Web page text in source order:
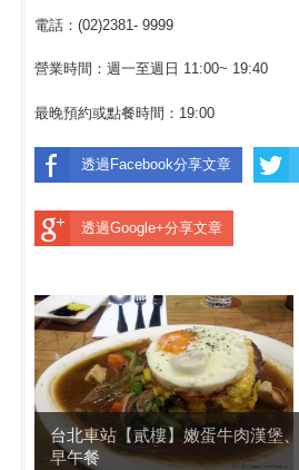
電話：(02)2381- 9999
營業時間：週一至週日 11:00~ 19:40
最晚預約或點餐時間：19:00
透過Facebook分享文章
透過Google+分享文章
台北車站【貳樓】嫩蛋牛肉漢堡、
早午餐